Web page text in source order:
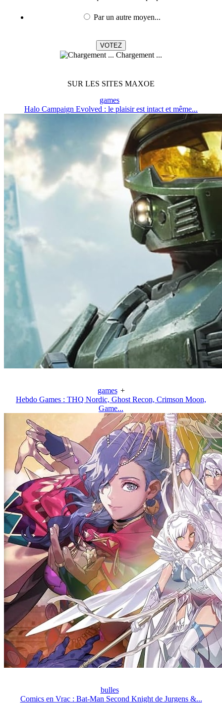
Par un autre moyen...
Chargement ...
SUR LES SITES MAXOE
games
Halo Campaign Evolved : le plaisir est intact et même...
games +
Hebdo Games : THQ Nordic, Ghost Recon, Crimson Moon,
Game...
bulles
Comics en Vrac : Bat-Man Second Knight de Jurgens &...